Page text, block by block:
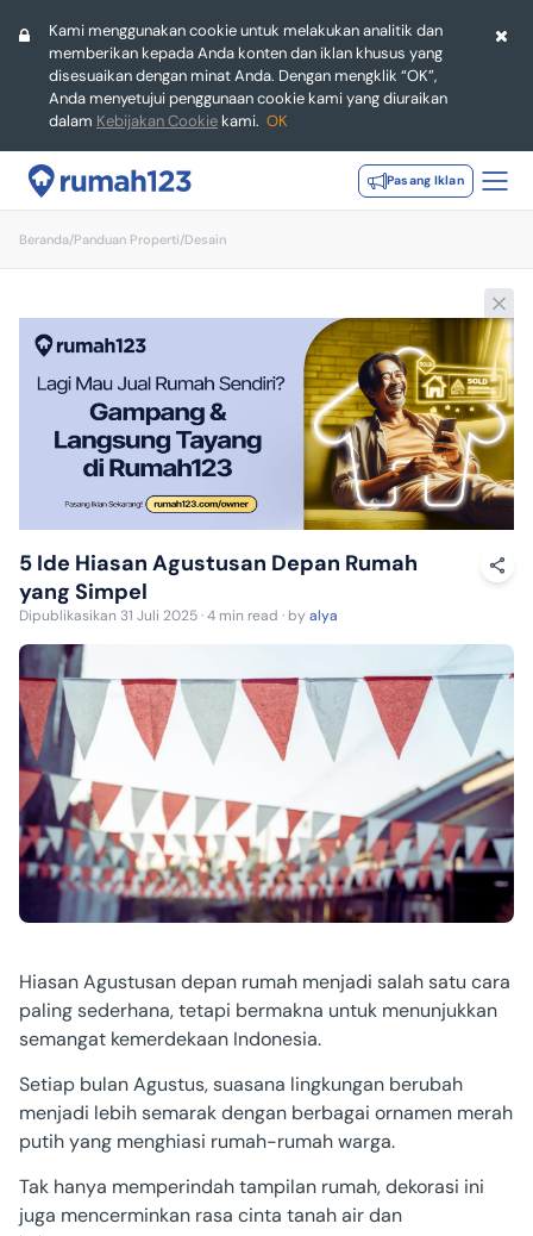
Kami menggunakan cookie untuk melakukan analitik dan
memberikan kepada Anda konten dan iklan khusus yang
disesuaikan dengan minat Anda. Dengan mengklik “OK”,
Anda menyetujui penggunaan cookie kami yang diuraikan
dalam Kebijakan Cookie kami. OK
Pasang Iklan
Beranda/Panduan Properti/Desain
5 Ide Hiasan Agustusan Depan Rumah
yang Simpel
Dipublikasikan 31 Juli 2025 · 4 min read · by alya
Hiasan Agustusan depan rumah menjadi salah satu cara
paling sederhana, tetapi bermakna untuk menunjukkan
semangat kemerdekaan Indonesia.
Setiap bulan Agustus, suasana lingkungan berubah
menjadi lebih semarak dengan berbagai ornamen merah
putih yang menghiasi rumah-rumah warga.
Tak hanya memperindah tampilan rumah, dekorasi ini
juga mencerminkan rasa cinta tanah air dan